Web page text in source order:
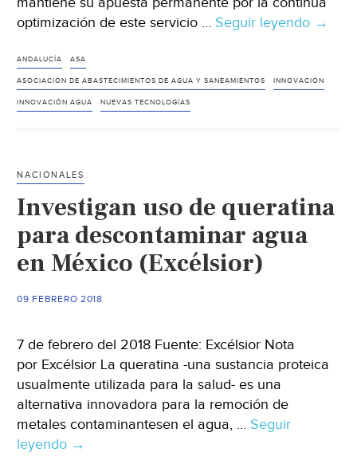
optimización de este servicio … Seguir leyendo Nuevo
la
→
ANDALUCÍA ASA
ASOCIACIÓN DE ABASTECIMIENTOS DE AGUA Y SANEAMIENTOS INNOVACIÓN
INNOVACIÓN AGUA NUEVAS TECNOLOGÍAS
NACIONALES
Investigan uso de queratina
para descontaminar agua
en México (Excélsior)
09 FEBRERO 2018
7 de febrero del 2018 Fuente: Excélsior Nota
por Excélsior La queratina -una sustancia proteica
usualmente utilizada para la salud- es una
alternativa innovadora para la remoción de
metales contaminantesen el agua, … Seguir
leyendo Investigan
→